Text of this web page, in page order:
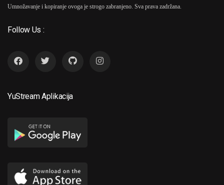
Umnožavanje i kopiranje ovoga je strogo zabranjeno. Sva prava zadržana.
Follow Us :
YuStream Aplikacija